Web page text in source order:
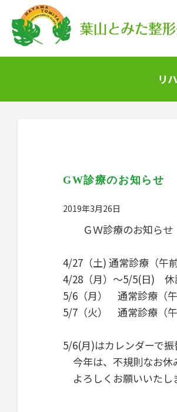
リ
GW診療のお知らせ
2019年3月26日
ＧＷ診療のお知らせ
4/27（土) 通常診療（午前
4/28（月）～5/5(日) 休
5/6（月） 通常診療（午
5/7（火） 通常診療（午
5/6(月)はカレンダーで振
今年は、不規則なお休
よろしくお願いいたし